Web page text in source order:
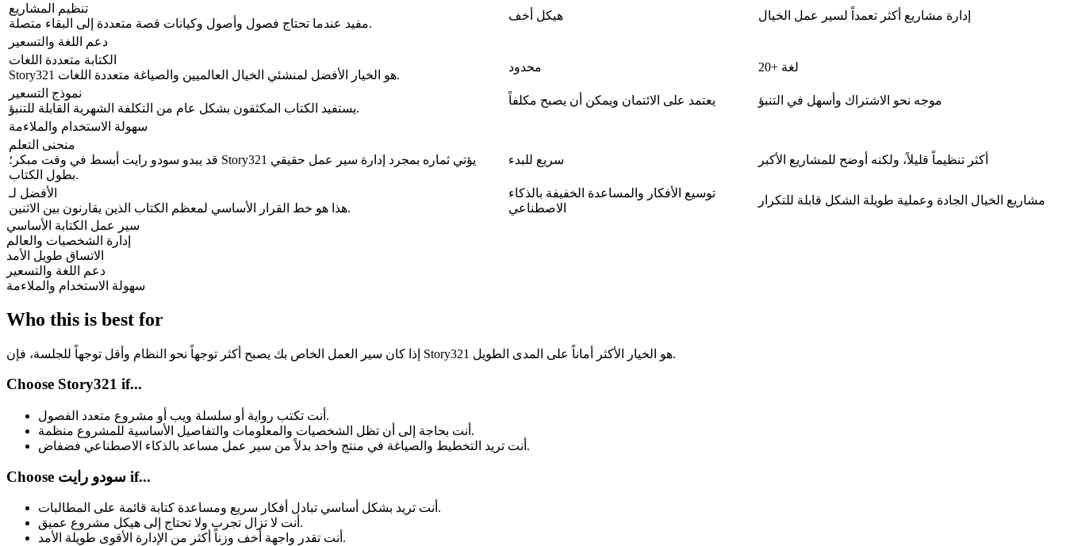
تنظيم المشاريع
مفيد عندما تحتاج فصول وأصول وكيانات قصة متعددة إلى البقاء متصلة.
هيكل أخف
إدارة مشاريع أكثر تعمداً لسير عمل الخيال
دعم اللغة والتسعير
الكتابة متعددة اللغات
Story321 هو الخيار الأفضل لمنشئي الخيال العالميين والصياغة متعددة اللغات.
محدود
20+ لغة
نموذج التسعير
يستفيد الكتاب المكثفون بشكل عام من التكلفة الشهرية القابلة للتنبؤ.
يعتمد على الائتمان ويمكن أن يصبح مكلفاً
موجه نحو الاشتراك وأسهل في التنبؤ
سهولة الاستخدام والملاءمة
منحنى التعلم
قد يبدو سودو رايت أبسط في وقت مبكر؛ Story321 يؤتي ثماره بمجرد إدارة سير عمل حقيقي
بطول الكتاب.
سريع للبدء أكثر تنظيماً قليلاً، ولكنه أوضح للمشاريع الأكبر
الأفضل لـ
هذا هو خط القرار الأساسي لمعظم الكتاب الذين يقارنون بين الاثنين.
توسيع الأفكار والمساعدة الخفيفة بالذكاء
الاصطناعي
مشاريع الخيال الجادة وعملية طويلة الشكل قابلة للتكرار
سير عمل الكتابة الأساسي
إدارة الشخصيات والعالم
الاتساق طويل الأمد
دعم اللغة والتسعير
سهولة الاستخدام والملاءمة
Who this is best for
إذا كان سير العمل الخاص بك يصبح أكثر توجهاً نحو النظام وأقل توجهاً للجلسة، فإن Story321 هو الخيار الأكثر أماناً على المدى الطويل.
Choose Story321 if...
أنت تكتب رواية أو سلسلة ويب أو مشروع متعدد الفصول.
أنت بحاجة إلى أن تظل الشخصيات والمعلومات والتفاصيل الأساسية للمشروع منظمة.
أنت تريد التخطيط والصياغة في منتج واحد بدلاً من سير عمل مساعد بالذكاء الاصطناعي فضفاض.
Choose سودو رايت if...
أنت تريد بشكل أساسي تبادل أفكار سريع ومساعدة كتابة قائمة على المطالبات.
أنت لا تزال تجرب ولا تحتاج إلى هيكل مشروع عميق.
أنت تقدر واجهة أخف وزناً أكثر من الإدارة الأقوى طويلة الأمد.